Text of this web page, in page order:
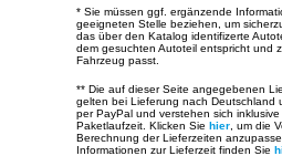
* Sie müssen ggf. ergänzende
geeigneten Stelle beziehen, um
das über den Katalog identifizerte
dem gesuchten Autoteil entspricht und
Fahrzeug passt.
** Die auf dieser Seite angegebenen
gelten bei Lieferung nach Deutschland
per PayPal und verstehen sich
Paketlaufzeit. Klicken Sie hier, um die
Berechnung der Lieferzeiten
Informationen zur Lieferzeit finden Sie